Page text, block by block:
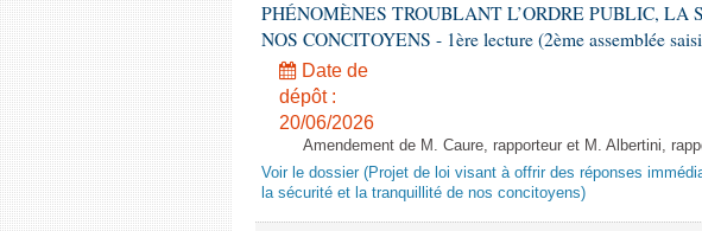
PHÉNOMÈNES TROUBLANT L’ORDRE PUBLIC,
NOS CONCITOYENS - 1ère lecture (2ème assemblée
Date de
dépôt :
20/06/2026
Amendement de M. Caure, rapporteur et M. Albertini,
Voir le dossier (Projet de loi visant à offrir des réponses
la sécurité et la tranquillité de nos concitoyens)